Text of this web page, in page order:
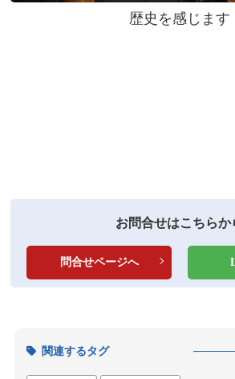
歴史を感じます
お問合せはこちらか
問合せページへ
関連するタグ